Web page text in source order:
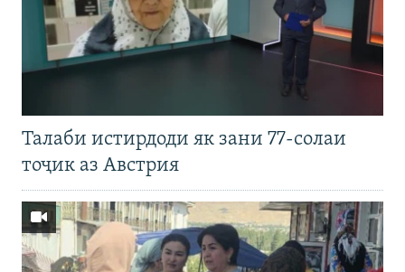
Талаби истирдоди як зани 77-солаи
тоҷик аз Австрия